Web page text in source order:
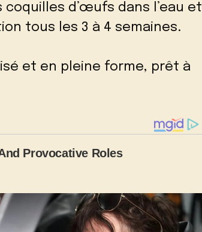
d’œufs dans l’eau et
tous les 3 à 4 semaines.
et en pleine forme, prêt à